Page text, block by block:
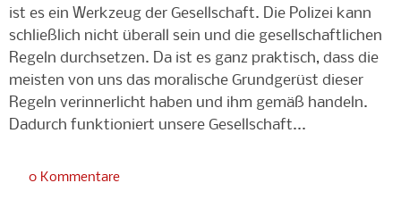
ist es ein Werkzeug der Gesellschaft. Die Polizei kann
schließlich nicht überall sein und die gesellschaftlichen
Regeln durchsetzen. Da ist es ganz praktisch, dass die
meisten von uns das moralische Grundgerüst dieser
Regeln verinnerlicht haben und ihm gemäß handeln.
Dadurch funktioniert unsere Gesellschaft...
0 Kommentare